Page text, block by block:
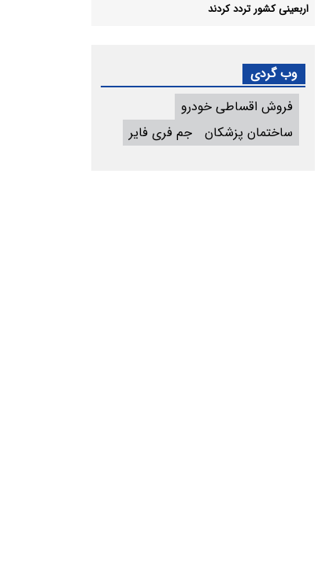
اربعینی کشور تردد کردند
وب گردی
فروش اقساطی خودرو
ساختمان پزشکان
جم فری فایر